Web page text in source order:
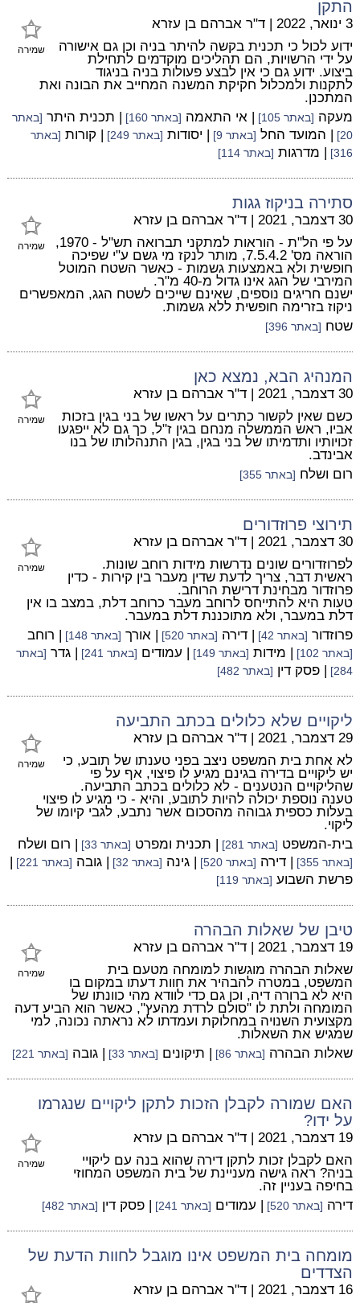
התקן
שמירה
3 ינואר, 2022 | ד"ר אברהם בן עזרא
ידוע לכול כי תכנית בקשה להיתר בניה וכן גם אישורה
על ידי הרשויות, הם תהליכים מוקדמים לתחילת
ביצוע. ידוע גם כי אין לבצע פעולות בניה בניגוד
לתקנות ולמכלול חקיקת המשנה המחייב את הבונה ואת
המתכנן.
מעקה [באתר 105] | אי התאמה [באתר 160] | תכנית היתר [באתר
20]
| המועד החל [באתר 9] | יסודות [באתר 249] | קורות [באתר
316]
| מדרגות [באתר 114]
סתירה בניקוז גגות
שמירה
30 דצמבר, 2021 | ד"ר אברהם בן עזרא
על פי הל"ת - הוראות למתקני תברואה תש"ל - 1970,
הוראה מס' 7.5.4.2, מותר לנקז מי גשם ע"י שפיכה
חופשית ולא באמצעות גשמות - כאשר השטח המוטל
המירבי של הגג אינו גדול מ-40 מ"ר.
ישנם חריגים נוספים, שאינם שייכים לשטח הגג, המאפשרים
ניקוז בזרימה חופשית ללא גשמות.
שטח [באתר 396]
המנהיג הבא, נמצא כאן
שמירה
30 דצמבר, 2021 | ד"ר אברהם בן עזרא
כשם שאין לקשור כתרים על ראשו של בני בגין בזכות
אביו, ראש הממשלה מנחם בגין ז"ל, כך גם לא ייפגעו
זכויותיו ותדמיתו של בני בגין, בגין התנהלותו של בנו
אבינדב.
רום ושלח [באתר 355]
תירוצי פרוזדורים
שמירה
30 דצמבר, 2021 | ד"ר אברהם בן עזרא
לפרוזדורים שונים נדרשות מידות רוחב שונות.
ראשית דבר, צריך לדעת שדין מעבר בין קירות - כדין
פרוזדור מבחינת דרישת הרוחב.
טעות היא להתייחס לרוחב מעבר כרוחב דלת, במצב בו אין
דלת במעבר, ולא מתוכננת דלת במעבר.
פרוזדור [באתר 42] | דירה [באתר 520] | אורך [באתר 148] | רוחב
[באתר 102] | מידות [באתר 149] | עמודים [באתר 241] | גדר [באתר
284]
| פסק דין [באתר 482]
ליקויים שלא כלולים בכתב התביעה
שמירה
29 דצמבר, 2021 | ד"ר אברהם בן עזרא
לא אחת בית המשפט ניצב בפני טענתו של תובע, כי
יש ליקויים בדירה בגינם מגיע לו פיצוי, אף על פי
שהליקויים הנטענים - לא כלולים בכתב התביעה.
טענה נוספת יכולה להיות לתובע, והיא - כי מגיע לו פיצוי
בעלות כספית גבוהה מהסכום אשר נתבע, לגבי קיומו של
ליקוי.
בית-המשפט [באתר 281] | תכנית ומפרט [באתר 33] | רום ושלח
[באתר 355] | דירה [באתר 520] | גינה [באתר 32] | גובה [באתר 221]
|
פרשת השבוע [באתר 119]
טיבן של שאלות הבהרה
שמירה
19 דצמבר, 2021 | ד"ר אברהם בן עזרא
שאלות הבהרה מוגשות למומחה מטעם בית
המשפט, במטרה להבהיר את חוות דעתו במקום בו
היא לא ברורה דיה, וכן גם כדי לוודא מהי כוונתו של
המומחה ולתת לו "סולם לרדת מהעץ", כאשר הוא הביע דעה
מקצועית השנויה במחלוקת ועמדתו לא נראתה נכונה, למי
שמגיש את השאלות.
שאלות הבהרה [באתר 86] | תיקונים [באתר 33] | גובה [באתר 221]
האם שמורה לקבלן הזכות לתקן ליקויים שנגרמו
על ידו?
שמירה
19 דצמבר, 2021 | ד"ר אברהם בן עזרא
האם לקבלן זכות לתקן דירה שהוא בנה עם ליקויי
בניה? ראה גישה מעניינת של בית המשפט המחוזי
בחיפה בעניין זה.
דירה [באתר 520] | עמודים [באתר 241] | פסק דין [באתר 482]
מומחה בית המשפט אינו מוגבל לחוות הדעת של
הצדדים
16 דצמבר, 2021 | ד"ר אברהם בן עזרא